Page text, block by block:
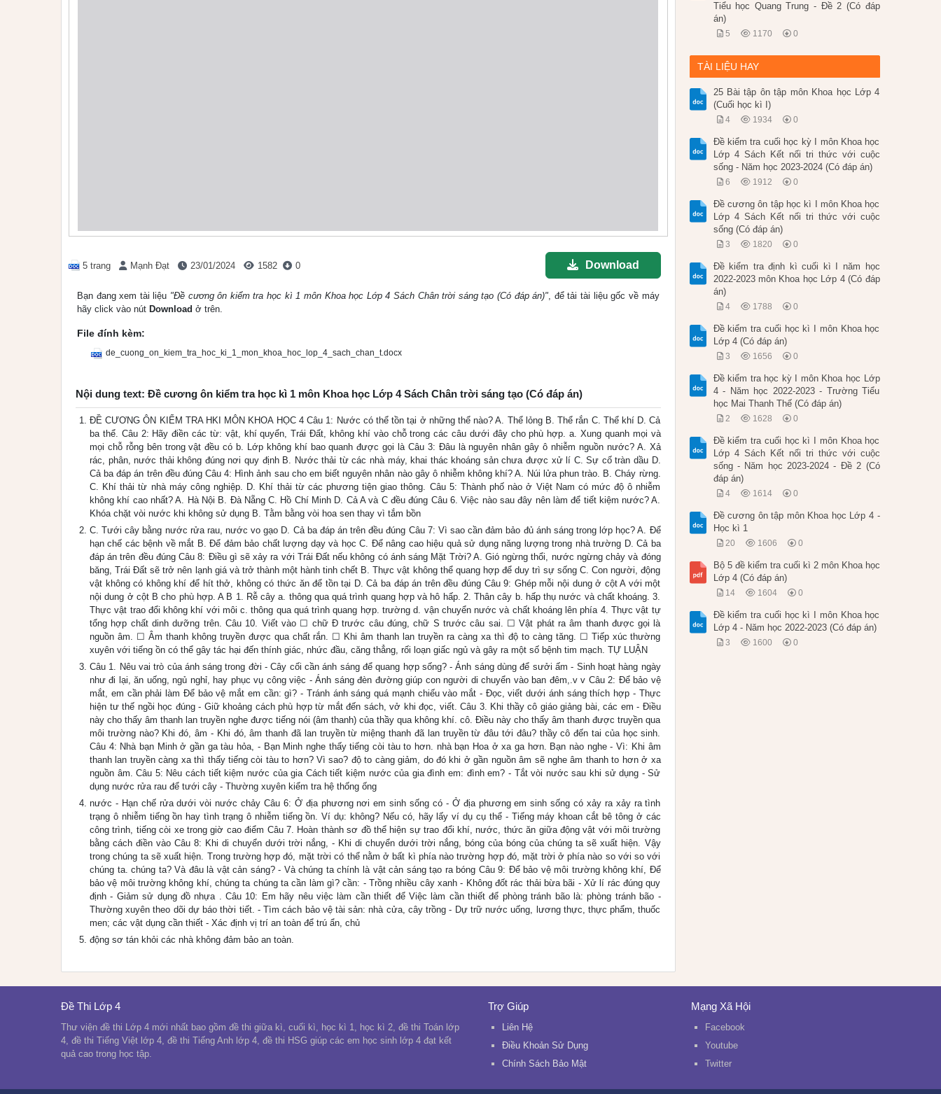
5 trang Mạnh Đạt 23/01/2024 1582 0 Download
Bạn đang xem tài liệu "Đề cương ôn kiểm tra học kì 1 môn Khoa học Lớp 4 Sách Chân trời sáng tạo (Có đáp án)", để tải tài liệu gốc về máy
hãy click vào nút Download ở trên.
File đính kèm:
de_cuong_on_kiem_tra_hoc_ki_1_mon_khoa_hoc_lop_4_sach_chan_t.docx
Nội dung text: Đề cương ôn kiểm tra học kì 1 môn Khoa học Lớp 4 Sách Chân trời sáng tạo (Có đáp án)
ĐỀ CƯƠNG ÔN KIỂM TRA HKI MÔN KHOA HỌC 4 Câu 1: Nước có thể tồn tại ở những thể nào? A. Thể lỏng B. Thể rắn C. Thể khí D. Cả
ba thể. Câu 2: Hãy điền các từ: vật, khí quyển, Trái Đất, không khí vào chỗ trong các câu dưới đây cho phù hợp. a. Xung quanh mọi và
mọi chỗ rỗng bên trong vật đều có b. Lớp không khí bao quanh được gọi là Câu 3: Đâu là nguyên nhân gây ô nhiễm nguồn nước? A. Xả
rác, phân, nước thải không đúng nơi quy định B. Nước thải từ các nhà máy, khai thác khoáng sản chưa được xử lí C. Sự cố tràn dầu D.
Cả ba đáp án trên đều đúng Câu 4: Hình ảnh sau cho em biết nguyên nhân nào gây ô nhiễm không khí? A. Núi lửa phun trào. B. Cháy rừng.
C. Khí thải từ nhà máy công nghiệp. D. Khí thải từ các phương tiện giao thông. Câu 5: Thành phố nào ở Việt Nam có mức độ ô nhiễm
không khí cao nhất? A. Hà Nội B. Đà Nẵng C. Hồ Chí Minh D. Cả A và C đều đúng Câu 6. Việc nào sau đây nên làm để tiết kiệm nước? A.
Khóa chặt vòi nước khi không sử dụng B. Tằm bằng vòi hoa sen thay vì tắm bồn
C. Tưới cây bằng nước rửa rau, nước vo gạo D. Cả ba đáp án trên đều đúng Câu 7: Vì sao cần đảm bảo đủ ánh sáng trong lớp học? A. Để
hạn chế các bệnh về mắt B. Để đảm bảo chất lượng dạy và học C. Để nâng cao hiệu quả sử dụng năng lượng trong nhà trường D. Cả ba
đáp án trên đều đúng Câu 8: Điều gì sẽ xảy ra với Trái Đất nếu không có ánh sáng Mặt Trời? A. Gió ngừng thổi, nước ngừng chảy và đóng
băng, Trái Đất sẽ trở nên lạnh giá và trở thành một hành tinh chết B. Thực vật không thể quang hợp để duy trì sự sống C. Con người, động
vật không có không khí để hít thở, không có thức ăn để tồn tại D. Cả ba đáp án trên đều đúng Câu 9: Ghép mỗi nội dung ở cột A với một
nội dung ở cột B cho phù hợp. A B 1. Rễ cây a. thông qua quá trình quang hợp và hô hấp. 2. Thân cây b. hấp thụ nước và chất khoáng. 3.
Thực vật trao đổi không khí với môi c. thông qua quá trình quang hợp. trường d. vận chuyển nước và chất khoáng lên phía 4. Thực vật tự
tổng hợp chất dinh dưỡng trên. Câu 10. Viết vào ☐ chữ Đ trước câu đúng, chữ S trước câu sai. ☐ Vật phát ra âm thanh được gọi là
nguồn âm. ☐ Âm thanh không truyền được qua chất rắn. ☐ Khi âm thanh lan truyền ra càng xa thì độ to càng tăng. ☐ Tiếp xúc thường
xuyên với tiếng ồn có thể gây tác hại đến thính giác, nhức đầu, căng thẳng, rối loạn giấc ngủ và gây ra một số bệnh tim mạch. TỰ LUẬN
Câu 1. Nêu vai trò của ánh sáng trong đời - Cây cối cần ánh sáng để quang hợp sống? - Ánh sáng dùng để sưởi ấm - Sinh hoạt hàng ngày
như đi lại, ăn uống, ngủ nghỉ, hay phục vụ công việc - Ánh sáng đèn đường giúp con người di chuyển vào ban đêm,.v v Câu 2: Để bảo vệ
mắt, em cần phải làm Để bảo vệ mắt em cần: gì? - Tránh ánh sáng quá mạnh chiếu vào mắt - Đọc, viết dưới ánh sáng thích hợp - Thực
hiện tư thế ngồi học đúng - Giữ khoảng cách phù hợp từ mắt đến sách, vở khi đọc, viết. Câu 3. Khi thầy cô giáo giảng bài, các em - Điều
này cho thấy âm thanh lan truyền nghe được tiếng nói (âm thanh) của thầy qua không khí. cô. Điều này cho thấy âm thanh được truyền qua
môi trường nào? Khi đó, âm - Khi đó, âm thanh đã lan truyền từ miệng thanh đã lan truyền từ đâu tới đâu? thầy cô đến tai của học sinh.
Câu 4: Nhà bạn Minh ở gần ga tàu hỏa, - Bạn Minh nghe thấy tiếng còi tàu to hơn. nhà bạn Hoa ở xa ga hơn. Bạn nào nghe - Vì: Khi âm
thanh lan truyền càng xa thì thấy tiếng còi tàu to hơn? Vì sao? độ to càng giảm, do đó khi ở gần nguồn âm sẽ nghe âm thanh to hơn ở xa
nguồn âm. Câu 5: Nêu cách tiết kiệm nước của gia Cách tiết kiệm nước của gia đình em: đình em? - Tắt vòi nước sau khi sử dụng - Sử
dụng nước rửa rau để tưới cây - Thường xuyên kiểm tra hệ thống ống
nước - Hạn chế rửa dưới vòi nước chảy Câu 6: Ở địa phương nơi em sinh sống có - Ở địa phương em sinh sống có xảy ra xảy ra tình
trạng ô nhiễm tiếng ồn hay tình trạng ô nhiễm tiếng ồn. Ví dụ: không? Nếu có, hãy lấy ví dụ cụ thể - Tiếng máy khoan cắt bê tông ở các
công trình, tiếng còi xe trong giờ cao điểm Câu 7. Hoàn thành sơ đồ thể hiện sự trao đổi khí, nước, thức ăn giữa động vật với môi trường
bằng cách điền vào Câu 8: Khi di chuyển dưới trời nắng, - Khi di chuyển dưới trời nắng, bóng của bóng của chúng ta sẽ xuất hiện. Vậy
trong chúng ta sẽ xuất hiện. Trong trường hợp đó, mặt trời có thể nằm ở bất kì phía nào trường hợp đó, mặt trời ở phía nào so với so với
chúng ta. chúng ta? Và đâu là vật cản sáng? - Và chúng ta chính là vật cản sáng tạo ra bóng Câu 9: Để bảo vệ môi trường không khí, Để
bảo vệ môi trường không khí, chúng ta chúng ta cần làm gì? cần: - Trồng nhiều cây xanh - Không đốt rác thải bừa bãi - Xử lí rác đúng quy
định - Giảm sử dụng đồ nhựa . Câu 10: Em hãy nêu việc làm cần thiết để Việc làm cần thiết để phòng tránh bão là: phòng tránh bão -
Thường xuyên theo dõi dự báo thời tiết. - Tìm cách bảo vệ tài sản: nhà cửa, cây trồng - Dự trữ nước uống, lương thực, thực phẩm, thuốc
men; các vật dụng cần thiết - Xác định vị trí an toàn để trú ẩn, chủ
động sơ tán khỏi các nhà không đảm bảo an toàn.
Tiểu học Quang Trung - Đề 2 (Có đáp
án)
5 1170 0
TÀI LIỆU HAY
25 Bài tập ôn tập môn Khoa học Lớp 4
(Cuối học kì I)
4 1934 0
Đề kiểm tra cuối học kỳ I môn Khoa học
Lớp 4 Sách Kết nối tri thức với cuộc
sống - Năm học 2023-2024 (Có đáp án)
6 1912 0
Đề cương ôn tập học kì I môn Khoa học
Lớp 4 Sách Kết nối tri thức với cuộc
sống (Có đáp án)
3 1820 0
Đề kiểm tra định kì cuối kì I năm học
2022-2023 môn Khoa học Lớp 4 (Có đáp
án)
4 1788 0
Đề kiểm tra cuối học kì I môn Khoa học
Lớp 4 (Có đáp án)
3 1656 0
Đề kiểm tra học kỳ I môn Khoa học Lớp
4 - Năm học 2022-2023 - Trường Tiểu
học Mai Thanh Thế (Có đáp án)
2 1628 0
Đề kiểm tra cuối học kì I môn Khoa học
Lớp 4 Sách Kết nối tri thức với cuộc
sống - Năm học 2023-2024 - Đề 2 (Có
đáp án)
4 1614 0
Đề cương ôn tập môn Khoa học Lớp 4 -
Học kì 1
20 1606 0
Bộ 5 đề kiểm tra cuối kì 2 môn Khoa học
Lớp 4 (Có đáp án)
14 1604 0
Đề kiểm tra cuối học kì I môn Khoa học
Lớp 4 - Năm học 2022-2023 (Có đáp án)
3 1600 0
Đề Thi Lớp 4
Thư viện đề thi Lớp 4 mới nhất bao gồm đề thi giữa kì, cuối kì, học kì 1, học kì 2, đề thi Toán lớp
4, đề thi Tiếng Việt lớp 4, đề thi Tiếng Anh lớp 4, đề thi HSG giúp các em học sinh lớp 4 đạt kết
quả cao trong học tập.
Trợ Giúp
Liên Hệ
Điều Khoản Sử Dụng
Chính Sách Bảo Mật
Mạng Xã Hội
Facebook
Youtube
Twitter